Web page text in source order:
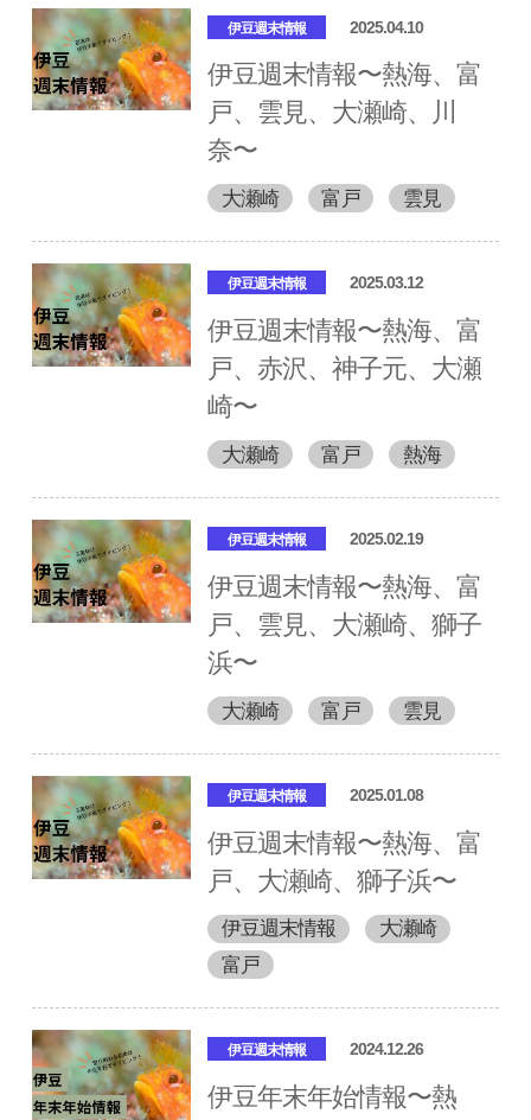
伊豆週末情報 2025.04.10
伊豆週末情報〜熱海、富
戸、雲見、大瀬崎、川
奈〜
大瀬崎 富戸 雲見
伊豆週末情報 2025.03.12
伊豆週末情報〜熱海、富
戸、赤沢、神子元、大瀬
崎〜
大瀬崎 富戸 熱海
伊豆週末情報 2025.02.19
伊豆週末情報〜熱海、富
戸、雲見、大瀬崎、獅子
浜〜
大瀬崎 富戸 雲見
伊豆週末情報 2025.01.08
伊豆週末情報〜熱海、富
戸、大瀬崎、獅子浜〜
伊豆週末情報
大瀬崎
富戸
伊豆週末情報 2024.12.26
伊豆年末年始情報〜熱